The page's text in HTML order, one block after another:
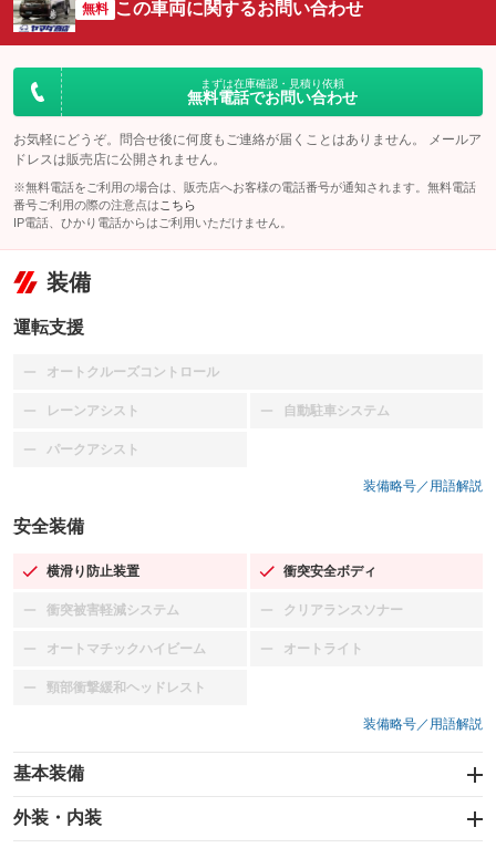
無料 この車両に関するお問い合わせ
まずは在庫確認・見積り依頼
無料電話でお問い合わせ
お気軽にどうぞ。問合せ後に何度もご連絡が届くことはありません。 メールア
ドレスは販売店に公開されません。
※無料電話をご利用の場合は、販売店へお客様の電話番号が通知されます。無料電話
番号ご利用の際の注意点は こちら
IP電話、ひかり電話からはご利用いただけません。
装備
運転支援
オートクルーズコントロール
：装備なし
レーンアシスト
：装備なし 自動駐車システム
：装備なし
パークアシスト
：装備なし
装備略号／用語解説
安全装備
横滑り防止装置
：装備あり 衝突安全ボディ
：装備あり
衝突被害軽減システム
：装備なし クリアランスソナー
：装備なし
オートマチックハイビーム
：装備なし オートライト
：装備なし
頸部衝撃緩和ヘッドレスト
：装備なし
装備略号／用語解説
基本装備
エアバッグ：運転席/助手席/サイド
：装備あり
外装・内装